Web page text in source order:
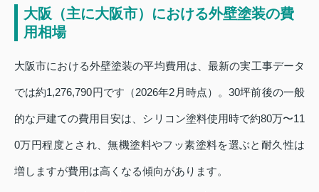
大阪（主に大阪市）における外壁塗装の費
用相場
大阪市における外壁塗装の平均費用は、最新の実工事データ
では約1,276,790円です（2026年2月時点）。30坪前後の一般
的な戸建ての費用目安は、シリコン塗料使用時で約80万〜11
0万円程度とされ、無機塗料やフッ素塗料を選ぶと耐久性は
増しますが費用は高くなる傾向があります。